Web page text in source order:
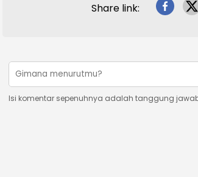
Share link:
Isi komentar sepenuhnya adalah tanggung